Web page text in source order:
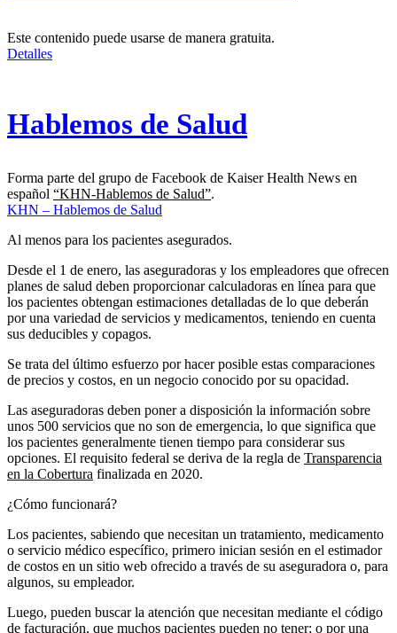
Este contenido puede usarse de manera gratuita.
Detalles
Hablemos de Salud
Forma parte del grupo de Facebook de Kaiser Health News en
español “KHN-Hablemos de Salud”.
KHN – Hablemos de Salud
Al menos para los pacientes asegurados.
Desde el 1 de enero, las aseguradoras y los empleadores que ofrecen
planes de salud deben proporcionar calculadoras en línea para que
los pacientes obtengan estimaciones detalladas de lo que deberán
por una variedad de servicios y medicamentos, teniendo en cuenta
sus deducibles y copagos.
Se trata del último esfuerzo por hacer posible estas comparaciones
de precios y costos, en un negocio conocido por su opacidad.
Las aseguradoras deben poner a disposición la información sobre
unos 500 servicios que no son de emergencia, lo que significa que
los pacientes generalmente tienen tiempo para considerar sus
opciones. El requisito federal se deriva de la regla de Transparencia
en la Cobertura finalizada en 2020.
¿Cómo funcionará?
Los pacientes, sabiendo que necesitan un tratamiento, medicamento
o servicio médico específico, primero inician sesión en el estimador
de costos en un sitio web ofrecido a través de su aseguradora o, para
algunos, su empleador.
Luego, pueden buscar la atención que necesitan mediante el código
de facturación, que muchos pacientes pueden no tener; o por una